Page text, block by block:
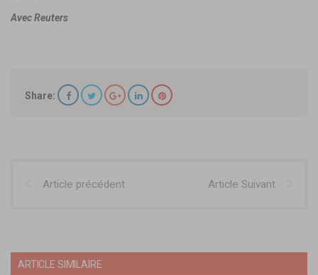
Avec Reuters
Share:
Article précédent Article Suivant
ARTICLE SIMILAIRE